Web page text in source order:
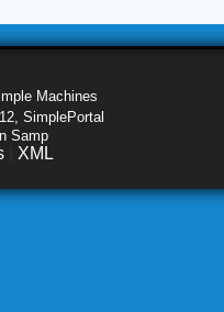
Machines
SimplePortal
Samp
XML